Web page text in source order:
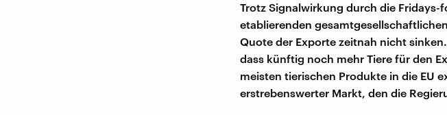
Trotz Signalwirkung durch die
etablierenden
Quote der Exporte zeitnah nicht
dass künftig noch mehr Tiere für den
meisten tierischen Produkte in die EU
erstrebenswerter Markt, den die